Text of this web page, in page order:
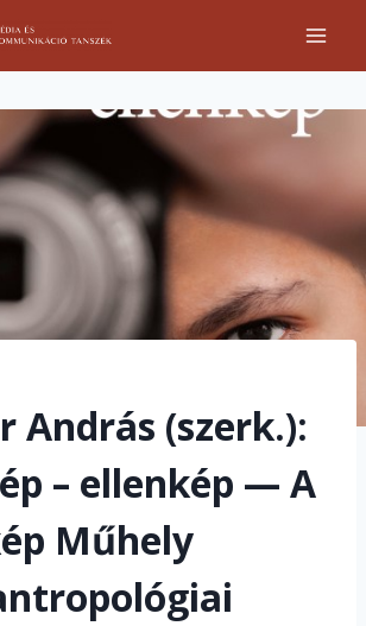
András (szerk.):
– ellenkép — A
Műhely